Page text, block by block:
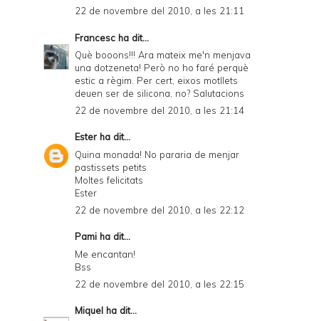
22 de novembre del 2010, a les 21:11
Francesc ha dit...
Què booons!!! Ara mateix me'n menjava
una dotzeneta! Però no ho faré perquè
estic a règim. Per cert, eixos motllets
deuen ser de silicona, no? Salutacions
22 de novembre del 2010, a les 21:14
Ester ha dit...
Quina monada! No pararia de menjar
pastissets petits
Moltes felicitats
Ester
22 de novembre del 2010, a les 22:12
Pami ha dit...
Me encantan!
Bss
22 de novembre del 2010, a les 22:15
Miquel ha dit...